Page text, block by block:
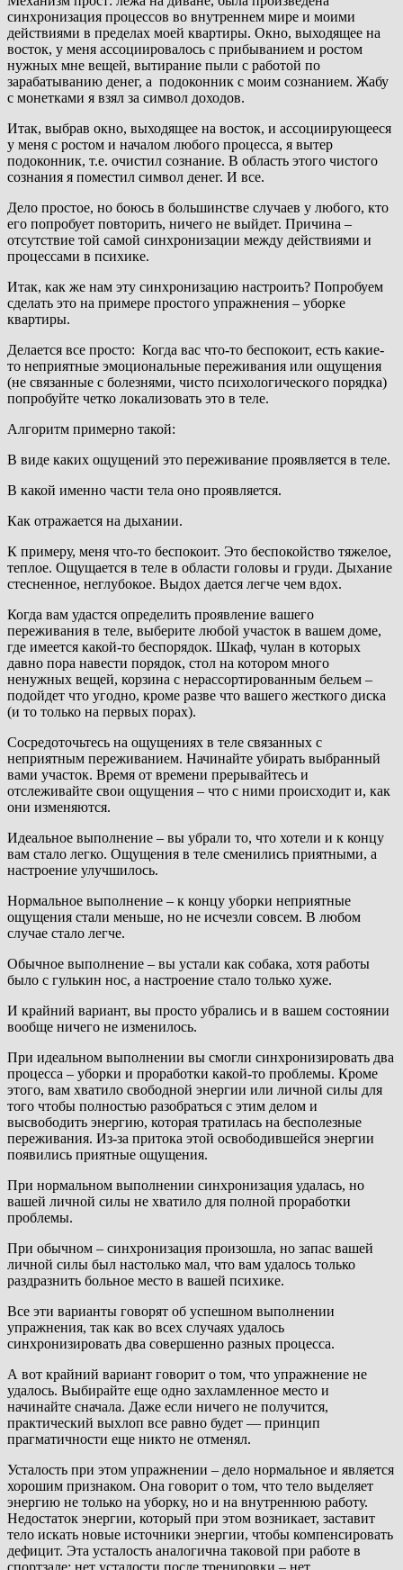
синхронизация процессов во внутреннем мире и моими
действиями в пределах моей квартиры. Окно, выходящее на
восток, у меня ассоциировалось с прибыванием и ростом
нужных мне вещей, вытирание пыли с работой по
зарабатыванию денег, а подоконник с моим сознанием. Жабу
с монетками я взял за символ доходов.
Итак, выбрав окно, выходящее на восток, и ассоциирующееся
у меня с ростом и началом любого процесса, я вытер
подоконник, т.е. очистил сознание. В область этого чистого
сознания я поместил символ денег. И все.
Дело простое, но боюсь в большинстве случаев у любого, кто
его попробует повторить, ничего не выйдет. Причина –
отсутствие той самой синхронизации между действиями и
процессами в психике.
Итак, как же нам эту синхронизацию настроить? Попробуем
сделать это на примере простого упражнения – уборке
квартиры.
Делается все просто: Когда вас что-то беспокоит, есть какие-
то неприятные эмоциональные переживания или ощущения
(не связанные с болезнями, чисто психологического порядка)
попробуйте четко локализовать это в теле.
Алгоритм примерно такой:
В виде каких ощущений это переживание проявляется в теле.
В какой именно части тела оно проявляется.
Как отражается на дыхании.
К примеру, меня что-то беспокоит. Это беспокойство тяжелое,
теплое. Ощущается в теле в области головы и груди. Дыхание
стесненное, неглубокое. Выдох дается легче чем вдох.
Когда вам удастся определить проявление вашего
переживания в теле, выберите любой участок в вашем доме,
где имеется какой-то беспорядок. Шкаф, чулан в которых
давно пора навести порядок, стол на котором много
ненужных вещей, корзина с нерассортированным бельем –
подойдет что угодно, кроме разве что вашего жесткого диска
(и то только на первых порах).
Сосредоточьтесь на ощущениях в теле связанных с
неприятным переживанием. Начинайте убирать выбранный
вами участок. Время от времени прерывайтесь и
отслеживайте свои ощущения – что с ними происходит и, как
они изменяются.
Идеальное выполнение – вы убрали то, что хотели и к концу
вам стало легко. Ощущения в теле сменились приятными, а
настроение улучшилось.
Нормальное выполнение – к концу уборки неприятные
ощущения стали меньше, но не исчезли совсем. В любом
случае стало легче.
Обычное выполнение – вы устали как собака, хотя работы
было с гулькин нос, а настроение стало только хуже.
И крайний вариант, вы просто убрались и в вашем состоянии
вообще ничего не изменилось.
При идеальном выполнении вы смогли синхронизировать два
процесса – уборки и проработки какой-то проблемы. Кроме
этого, вам хватило свободной энергии или личной силы для
того чтобы полностью разобраться с этим делом и
высвободить энергию, которая тратилась на бесполезные
переживания. Из-за притока этой освободившейся энергии
появились приятные ощущения.
При нормальном выполнении синхронизация удалась, но
вашей личной силы не хватило для полной проработки
проблемы.
При обычном – синхронизация произошла, но запас вашей
личной силы был настолько мал, что вам удалось только
раздразнить больное место в вашей психике.
Все эти варианты говорят об успешном выполнении
упражнения, так как во всех случаях удалось
синхронизировать два совершенно разных процесса.
А вот крайний вариант говорит о том, что упражнение не
удалось. Выбирайте еще одно захламленное место и
начинайте сначала. Даже если ничего не получится,
практический выхлоп все равно будет — принцип
прагматичности еще никто не отменял.
Усталость при этом упражнении – дело нормальное и является
хорошим признаком. Она говорит о том, что тело выделяет
энергию не только на уборку, но и на внутреннюю работу.
Недостаток энергии, который при этом возникает, заставит
тело искать новые источники энергии, чтобы компенсировать
дефицит. Эта усталость аналогична таковой при работе в